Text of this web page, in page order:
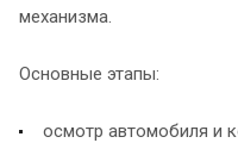
механизма.
Основные этапы:
осмотр автомобиля и